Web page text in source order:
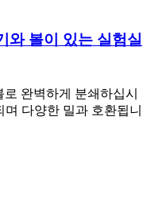
와 볼이 있는 실험실
완벽하게 분쇄하십시
며 다양한 밀과 호환됩니